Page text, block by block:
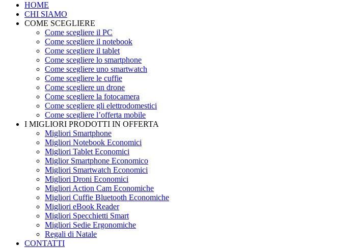
HOME
CHI SIAMO
COME SCEGLIERE
Come scegliere il PC
Come scegliere il notebook
Come scegliere il tablet
Come scegliere lo smartphone
Come scegliere uno smartwatch
Come scegliere le cuffie
Come scegliere un drone
Come scegliere la fotocamera
Come scegliere gli elettrodomestici
Come scegliere l’offerta mobile
I MIGLIORI PRODOTTI IN OFFERTA
Migliori Smartphone
Migliori Notebook Economici
Migliori Tablet Economici
Miglior Smartphone Economico
Migliori Smartwatch Economici
Migliori Droni Economici
Migliori Action Cam Economiche
Migliori Cuffie Bluetooth Economiche
Migliori eBook Reader
Migliori Specchietti Smart
Migliori Sedie Ergonomiche
Regali di Natale
CONTATTI